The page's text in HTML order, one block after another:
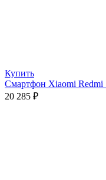
Купить
Смартфон Xiaomi Redmi
20 285 ₽